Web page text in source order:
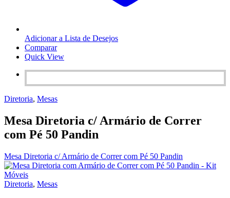
Adicionar a Lista de Desejos
Comparar
Quick View
Diretoria, Mesas
Mesa Diretoria c/ Armário de Correr
com Pé 50 Pandin
Mesa Diretoria c/ Armário de Correr com Pé 50 Pandin
Diretoria, Mesas